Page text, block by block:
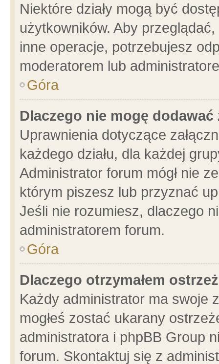
Niektóre działy mogą być
użytkowników. Aby
inne operacje, potrzebujesz
moderatorem lub
Góra
Dlaczego nie mogę dodawać
Uprawnienia dotyczące
każdego działu, dla każdej
Administrator forum mógł nie
którym piszesz lub przyznać
Jeśli nie rozumiesz, dlaczego
administratorem forum.
Góra
Dlaczego otrzymałem
Każdy administrator ma swoje
mogłeś zostać ukarany
administratora i phpBB Group
forum. Skontaktuj się z